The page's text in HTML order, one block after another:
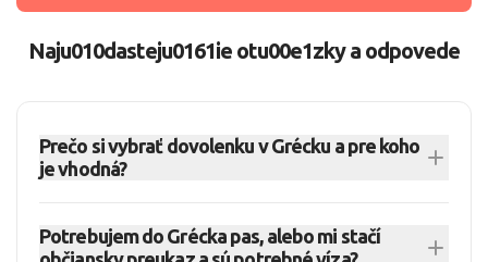
Naju010dasteju0161ie otu00e1zky a odpovede
Prečo si vybrať dovolenku v Grécku a pre koho
je vhodná?
najobľúbenejšie pobyty pri mori – spája nádherné
Potrebujem do Grécka pas, alebo mi stačí